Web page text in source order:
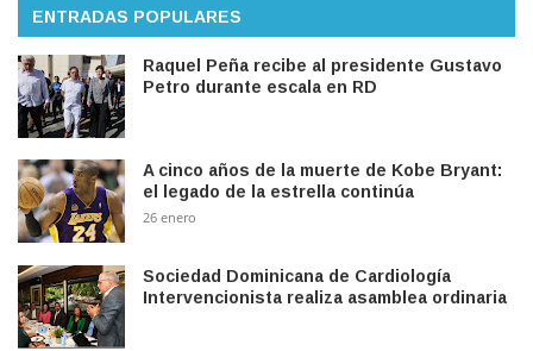
ENTRADAS POPULARES
Raquel Peña recibe al presidente Gustavo
Petro durante escala en RD
A cinco años de la muerte de Kobe Bryant:
el legado de la estrella continúa
26 enero
Sociedad Dominicana de Cardiología
Intervencionista realiza asamblea ordinaria